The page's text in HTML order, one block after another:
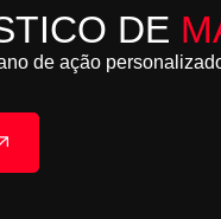
DE
de ação